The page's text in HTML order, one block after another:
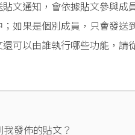
文通知，會依據貼文參與成
如果是個別成員，只會發送
可以由誰執行哪些功能，請
發佈的貼文？